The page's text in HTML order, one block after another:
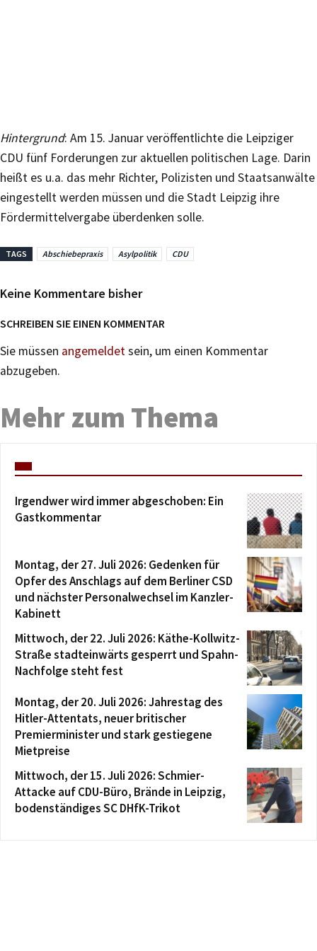
Hintergrund: Am 15. Januar veröffentlichte die Leipziger
CDU fünf Forderungen zur aktuellen politischen Lage. Darin
heißt es u.a. das mehr Richter, Polizisten und Staatsanwälte
eingestellt werden müssen und die Stadt Leipzig ihre
Fördermittelvergabe überdenken solle.
TAGS Abschiebepraxis Asylpolitik CDU
Keine Kommentare bisher
SCHREIBEN SIE EINEN KOMMENTAR
Sie müssen angemeldetsein, um einen Kommentar
abzugeben.
Mehr zum Thema
Irgendwer wird immer abgeschoben: Ein
Gastkommentar
Montag, der 27. Juli 2026: Gedenken für
Opfer des Anschlags auf dem Berliner CSD
und nächster Personalwechsel im Kanzler-
Kabinett
Mittwoch, der 22. Juli 2026: Käthe-Kollwitz-
Straße stadteinwärts gesperrt und Spahn-
Nachfolge steht fest
Montag, der 20. Juli 2026: Jahrestag des
Hitler-Attentats, neuer britischer
Premierminister und stark gestiegene
Mietpreise
Mittwoch, der 15. Juli 2026: Schmier-
Attacke auf CDU-Büro, Brände in Leipzig,
bodenständiges SC DHfK-Trikot